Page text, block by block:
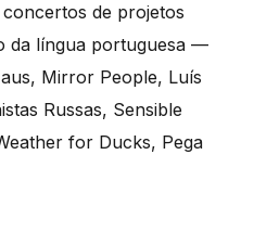
de projetos
da língua portuguesa —
Mirror People, Luís
Russas, Sensible
for Ducks, Pega